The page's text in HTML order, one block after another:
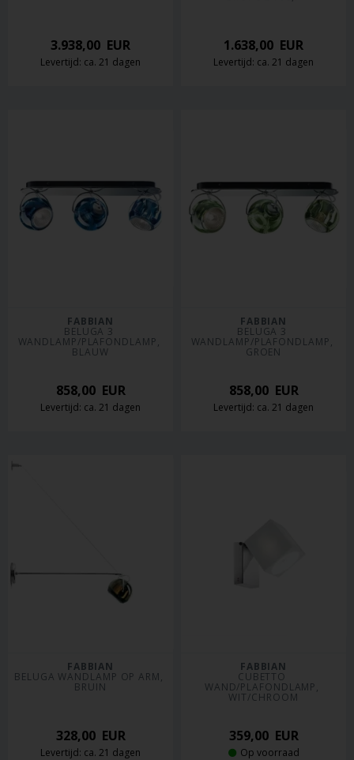
3.938,00 EUR
Levertijd: ca. 21 dagen
1.638,00 EUR
Levertijd: ca. 21 dagen
FABBIAN
BELUGA 3
WANDLAMP/PLAFONDLAMP,
BLAUW
858,00EUR
Levertijd: ca. 21 dagen
FABBIAN
BELUGA 3
WANDLAMP/PLAFONDLAMP,
GROEN
858,00EUR
Levertijd: ca. 21 dagen
FABBIAN
BELUGA WANDLAMP OP ARM,
BRUIN
328,00EUR
Levertijd: ca. 21 dagen
FABBIAN
CUBETTO
WAND/PLAFONDLAMP,
WIT/CHROOM
359,00EUR
Op voorraad